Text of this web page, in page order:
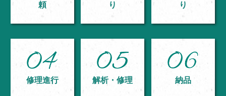
頼
り
り
修理進行 解析・修理 納品